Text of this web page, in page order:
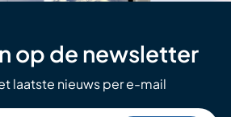
op de newsletter
laatste nieuws per e-mail